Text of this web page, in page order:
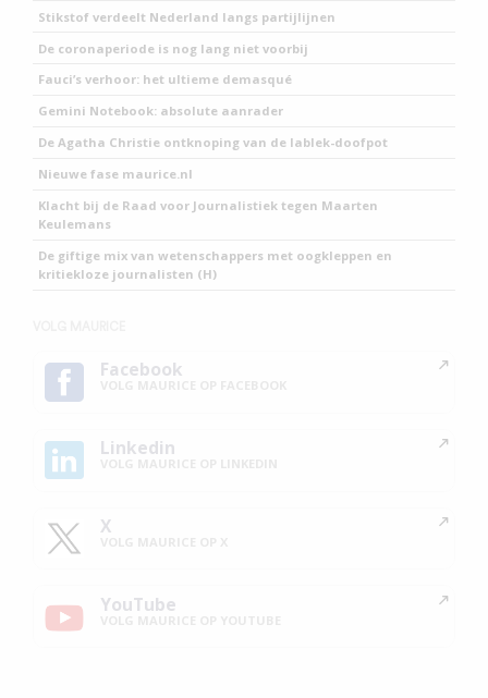
Stikstof verdeelt Nederland langs partijlijnen
De coronaperiode is nog lang niet voorbij
Fauci’s verhoor: het ultieme demasqué
Gemini Notebook: absolute aanrader
De Agatha Christie ontknoping van de lablek-doofpot
Nieuwe fase maurice.nl
Klacht bij de Raad voor Journalistiek tegen Maarten
Keulemans
De giftige mix van wetenschappers met oogkleppen en
kritiekloze journalisten (H)
Facebook
Linkedin
X
YouTube